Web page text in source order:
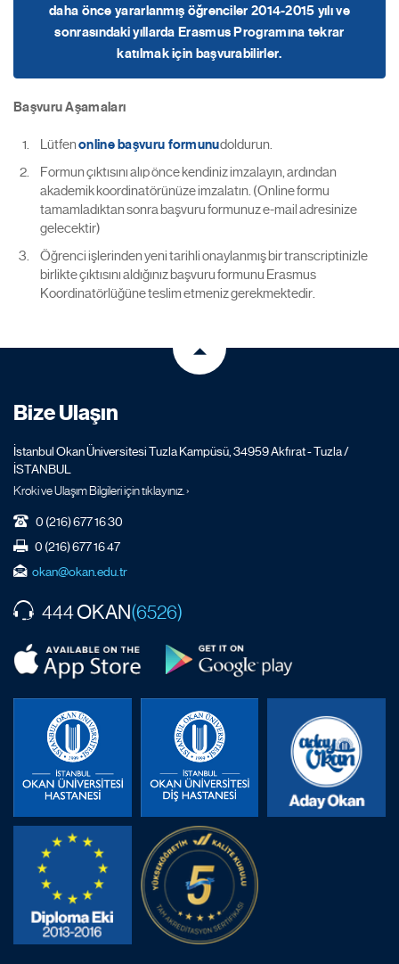
daha önce yararlanmış öğrenciler 2014-2015 yılı ve
sonrasındaki yıllarda Erasmus Programına tekrar
katılmak için başvurabilirler.
Başvuru Aşamaları
Lütfenonline başvuru formunudoldurun.
Formun çıktısını alıp önce kendiniz imzalayın, ardından
akademik koordinatörünüze imzalatın. (Online formu
tamamladıktan sonra başvuru formunuz e-mail adresinize
gelecektir)
Öğrenci işlerinden yeni tarihli onaylanmış bir transcriptinizle
birlikte çıktısını aldığınız başvuru formunu Erasmus
Koordinatörlüğüne teslim etmeniz gerekmektedir.
Bize Ulaşın
İstanbul Okan Üniversitesi Tuzla Kampüsü, 34959 Akfırat - Tuzla /
İSTANBUL
Kroki ve Ulaşım Bilgileri için tıklayınız. ›
0 (216) 677 16 30
0 (216) 677 16 47
okan@okan.edu.tr
444OKAN(6526)